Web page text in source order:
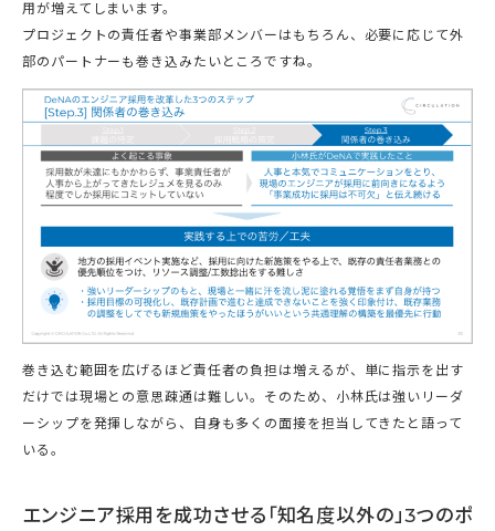
用が増えてしまいます。
プロジェクトの責任者や事業部メンバーはもちろん、必要に応じて外
部のパートナーも巻き込みたいところですね。
巻き込む範囲を広げるほど責任者の負担は増えるが、単に指示を出す
だけでは現場との意思疎通は難しい。そのため、小林氏は強いリーダ
ーシップを発揮しながら、自身も多くの面接を担当してきたと語って
いる。
エンジニア採用を成功させる「知名度以外の」3つのポ